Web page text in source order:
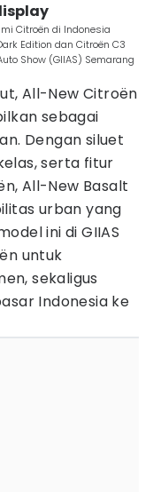
Citroën di Indonesia
Edition dan Citroën C3
Show (GIIAS) Semarang
All-New Citroën
sebagai
Dengan siluet
serta fitur
All-New Basalt
urban yang
ini di GIIAS
untuk
sekaligus
Indonesia ke